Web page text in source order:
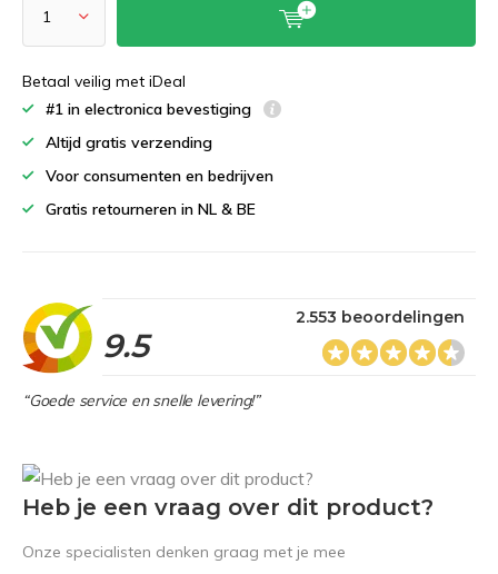
Betaal veilig met iDeal
#1 in electronica bevestiging
Altijd gratis verzending
Voor consumenten en bedrijven
Gratis retourneren in NL & BE
9.5
2.553 beoordelingen
“Goede service en snelle levering!”
Heb je een vraag over dit product?
Onze specialisten denken graag met je mee